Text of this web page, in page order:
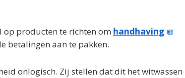
op producten te richten om handhaving
betalingen aan te pakken.
onlogisch. Zij stellen dat dit het witwassen